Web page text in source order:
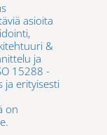
asioita
&
ja
15288 -
ja erityisesti
on